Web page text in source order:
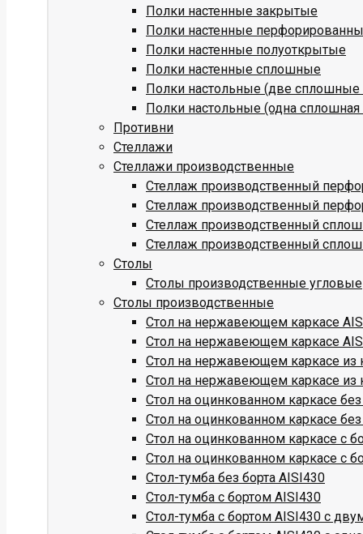
Полки настенные закрытые
Полки настенные
Полки настенные полуоткрытые
Полки настенные сплошные
Полки настольные (две сплошные
Полки настольные (одна сплошная
Противни
Стеллажи
Стеллажи производственные
Стеллаж производственный
Стеллаж производственный
Стеллаж производственный
Стеллаж производственный
Столы
Столы производственные угловые
Столы производственные
Стол на нержавеющем каркасе
Стол на нержавеющем каркасе
Стол на нержавеющем каркасе из
Стол на нержавеющем каркасе из
Стол на оцинкованном каркасе
Стол на оцинкованном каркасе
Стол на оцинкованном каркасе с
Стол на оцинкованном каркасе с
Стол-тумба без борта AISI430
Стол-тумба с бортом AISI430
Стол-тумба с бортом AISI430 с